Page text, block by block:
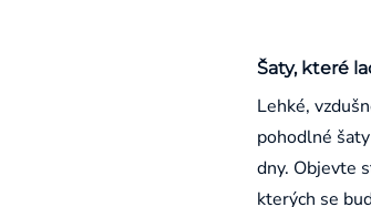
Šaty, které
Lehké,
pohodlné
dny. Objevte
kterých se